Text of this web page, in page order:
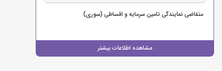
مشاهده اطلاعات بیشتر
متقاضی نمایندگی تامین سرمایه و اقساطی (سوری)